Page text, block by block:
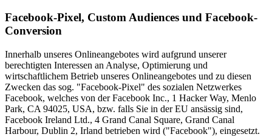
Facebook-Pixel, Custom Audiences und Facebook-
Conversion
Innerhalb unseres Onlineangebotes wird aufgrund unserer
berechtigten Interessen an Analyse, Optimierung und
wirtschaftlichem Betrieb unseres Onlineangebotes und zu diesen
Zwecken das sog. "Facebook-Pixel" des sozialen Netzwerkes
Facebook, welches von der Facebook Inc., 1 Hacker Way, Menlo
Park, CA 94025, USA, bzw. falls Sie in der EU ansässig sind,
Facebook Ireland Ltd., 4 Grand Canal Square, Grand Canal
Harbour, Dublin 2, Irland betrieben wird ("Facebook"), eingesetzt.